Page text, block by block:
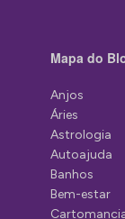
Mapa do
Anjos
Áries
Astrologia
Autoajuda
Banhos
Bem-estar